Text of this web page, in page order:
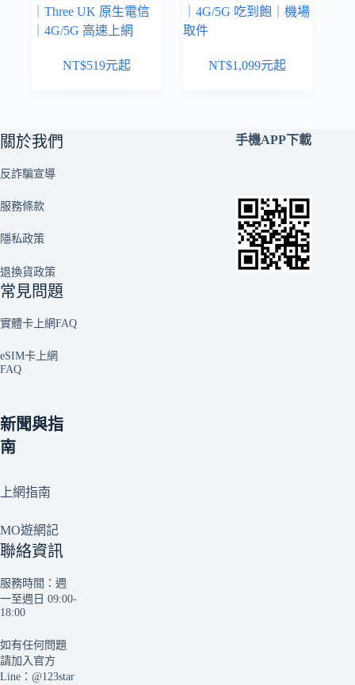
｜Three UK 原生電信
｜4G/5G 高速上網
NT$519元起
｜4G/5G 吃到飽｜機場
取件
NT$1,099元起
關於我們
反詐騙宣導
服務條款
隱私政策
退換貨政策
常見問題
實體卡上網FAQ
eSIM卡上網
FAQ
新聞與指
南
上網指南
MO遊網記
聯絡資訊
服務時間：週
一至週日 09:00-
18:00
如有任何問題
請加入官方
Line： @123star
手機APP下載